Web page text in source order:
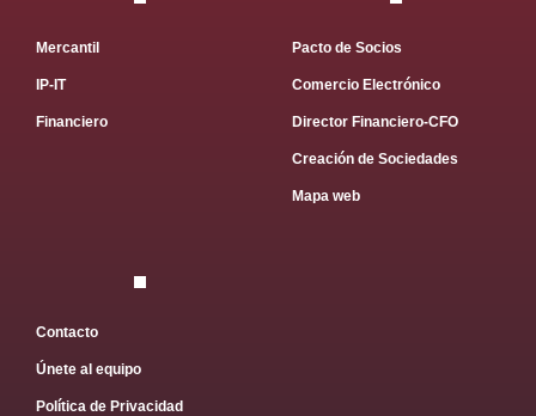
Mercantil
IP-IT
Financiero
Pacto de Socios
Comercio Electrónico
Director Financiero-CFO
Creación de Sociedades
Mapa web
Contacto
Únete al equipo
Política de Privacidad